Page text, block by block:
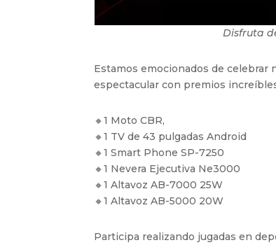
Disfruta
Estamos emocionados de celebrar
espectacular con premios
🔸1 Moto CBR,
🔸1 TV de 43 pulgadas Android
🔸1 Smart Phone SP-7250
🔸1 Nevera Ejecutiva Ne3000
🔸1 Altavoz AB-7000 25W
🔸1 Altavoz AB-5000 20W
Participa realizando jugadas en